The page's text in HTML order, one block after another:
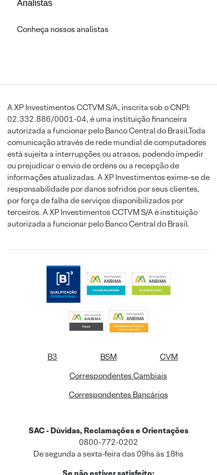
Analistas
Conheça nossos analistas
A XP Investimentos CCTVM S/A, inscrita sob o CNPJ:
02.332.886/0001-04, é uma instituição financeira
autorizada a funcionar pelo Banco Central do Brasil.Toda
comunicação através de rede mundial de computadores
está sujeita a interrupções ou atrasos, podendo impedir
ou prejudicar o envio de ordens ou a recepção de
informações atualizadas. A XP Investimentos exime-se de
responsabilidade por danos sofridos por seus clientes,
por força de falha de serviços disponibilizados por
terceiros. A XP Investimentos CCTVM S/A é instituição
autorizada a funcionar pelo Banco Central do Brasil.
B3 BSM
CVM
Correspondentes Cambiais
Correspondentes Bancários
SAC - Dúvidas, Reclamações e Orientações
0800-772-0202
De segunda a sexta-feira das 09hs às 18hs